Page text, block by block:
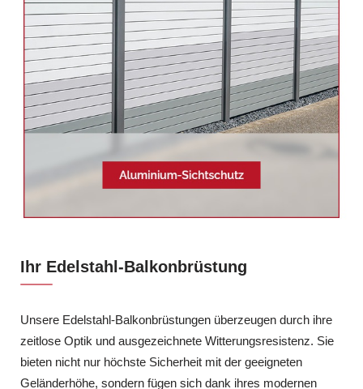
Ihr Edelstahl-Balkonbrüstung
Unsere Edelstahl-Balkonbrüstungen überzeugen durch ihre
zeitlose Optik und ausgezeichnete Witterungsresistenz. Sie
bieten nicht nur höchste Sicherheit mit der geeigneten
Geländerhöhe, sondern fügen sich dank ihres modernen